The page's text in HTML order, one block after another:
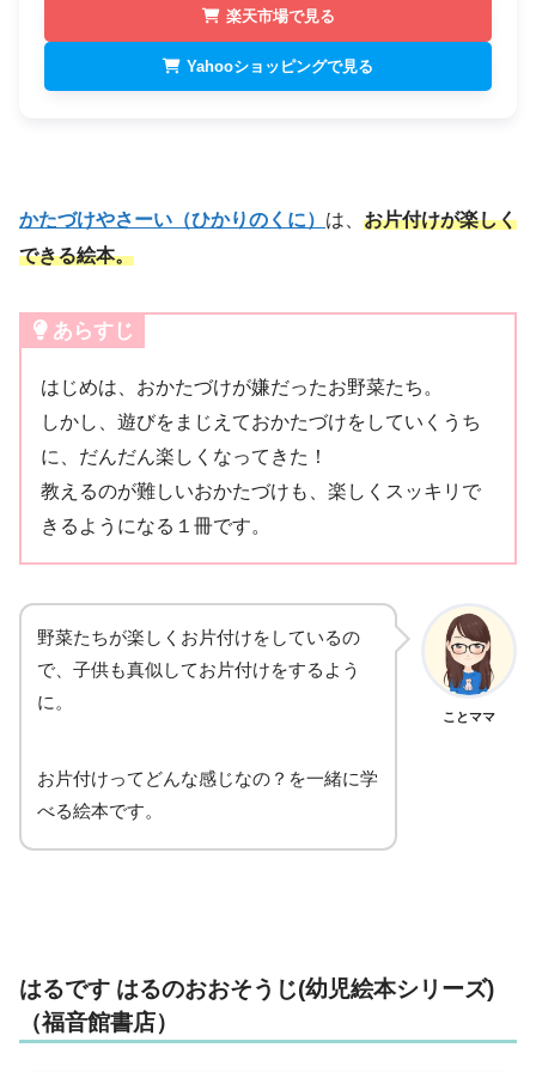
楽天市場で見る
Yahooショッピングで見る
かたづけやさーい（ひかりのくに） は、 お片付けが楽しく
できる絵本。
あらすじ
はじめは、おかたづけが嫌だったお野菜たち。
しかし、遊びをまじえておかたづけをしていくうち
に、だんだん楽しくなってきた！
教えるのが難しいおかたづけも、楽しくスッキリで
きるようになる１冊です。
野菜たちが楽しくお片付けをしているの
で、子供も真似してお片付けをするよう
に。
お片付けってどんな感じなの？を一緒に学
べる絵本です。
ことママ
はるです はるのおおそうじ(幼児絵本シリーズ)
（福音館書店）